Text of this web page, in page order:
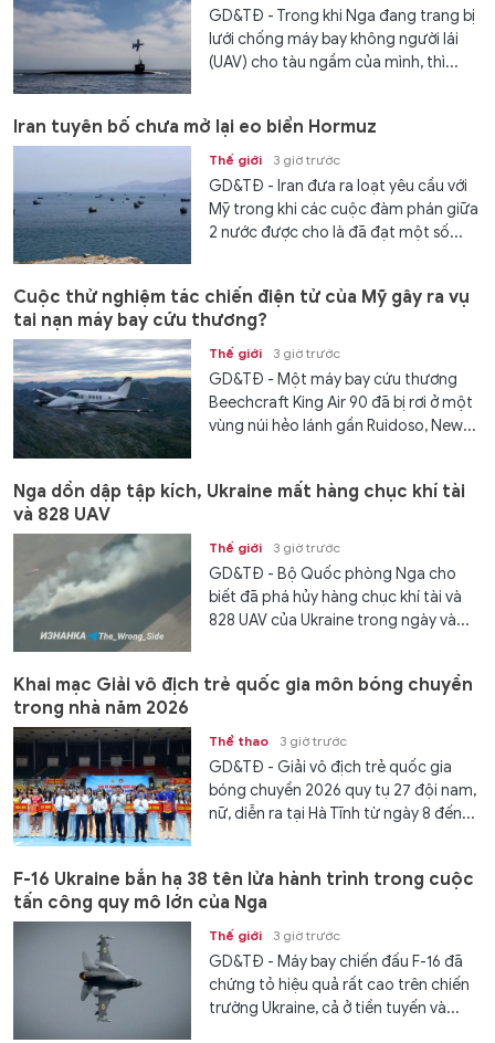
GD&TĐ - Trong khi Nga đang trang bị
lưới chống máy bay không người lái
(UAV) cho tàu ngầm của mình, thì...
Iran tuyên bố chưa mở lại eo biển Hormuz
Thế giới 3 giờ trước
GD&TĐ - Iran đưa ra loạt yêu cầu với
Mỹ trong khi các cuộc đàm phán giữa
2 nước được cho là đã đạt một số...
Cuộc thử nghiệm tác chiến điện tử của Mỹ gây ra vụ
tai nạn máy bay cứu thương?
Thế giới 3 giờ trước
GD&TĐ - Một máy bay cứu thương
Beechcraft King Air 90 đã bị rơi ở một
vùng núi hẻo lánh gần Ruidoso, New...
Nga dồn dập tập kích, Ukraine mất hàng chục khí tài
và 828 UAV
Thế giới 3 giờ trước
GD&TĐ - Bộ Quốc phòng Nga cho
biết đã phá hủy hàng chục khí tài và
828 UAV của Ukraine trong ngày và...
Khai mạc Giải vô địch trẻ quốc gia môn bóng chuyền
trong nhà năm 2026
Thể thao 3 giờ trước
GD&TĐ - Giải vô địch trẻ quốc gia
bóng chuyền 2026 quy tụ 27 đội nam,
nữ, diễn ra tại Hà Tĩnh từ ngày 8 đến...
F-16 Ukraine bắn hạ 38 tên lửa hành trình trong cuộc
tấn công quy mô lớn của Nga
Thế giới 3 giờ trước
GD&TĐ - Máy bay chiến đấu F-16 đã
chứng tỏ hiệu quả rất cao trên chiến
trường Ukraine, cả ở tiền tuyến và...